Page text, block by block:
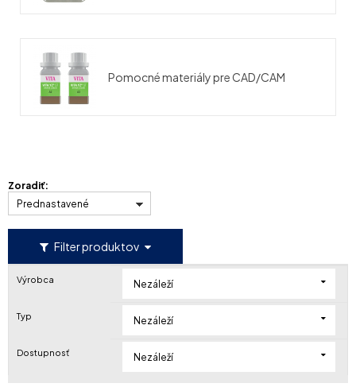
Pomocné materiály pre CAD/CAM
Filter produktov
Zoradiť:
Prednastavené
Výrobca Nezáleží
Typ Nezáleží
Dostupnosť Nezáleží